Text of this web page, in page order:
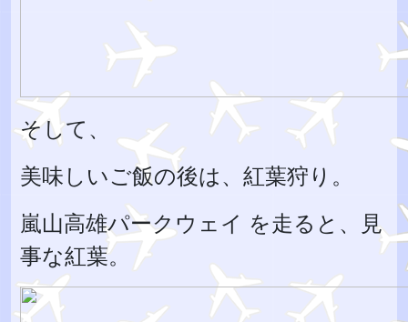
そして、
美味しいご飯の後は、紅葉狩り。
嵐山高雄パークウェイ を走ると、見
事な紅葉。